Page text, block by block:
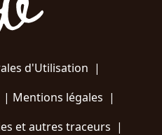
d'Utilisation |
Mentions légales |
et autres traceurs |